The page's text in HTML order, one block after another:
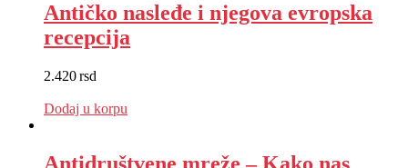
Antičko nasleđe i njegova evropska
recepcija
2.420rsd
Dodaj u korpu